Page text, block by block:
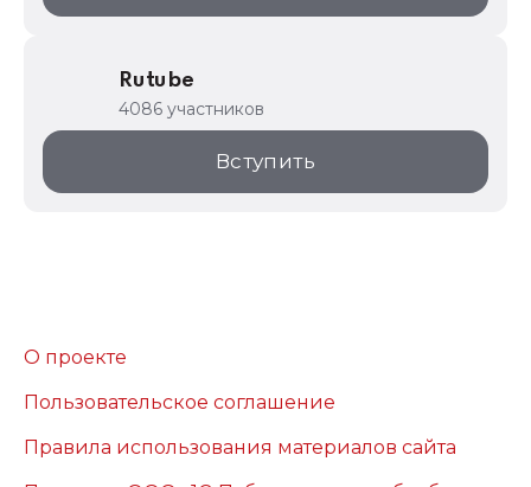
Rutube
4086 участников
Вступить
О проекте
Пользовательское соглашение
Правила использования материалов сайта